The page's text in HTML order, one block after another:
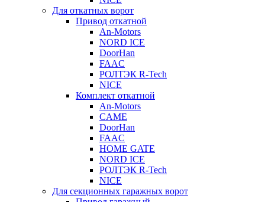
Для откатных ворот
Привод откатной
An-Motors
NORD ICE
DoorHan
FAAC
РОЛТЭК R-Tech
NICE
Комплект откатной
An-Motors
CAME
DoorHan
FAAC
HOME GATE
NORD ICE
РОЛТЭК R-Tech
NICE
Для секционных гаражных ворот